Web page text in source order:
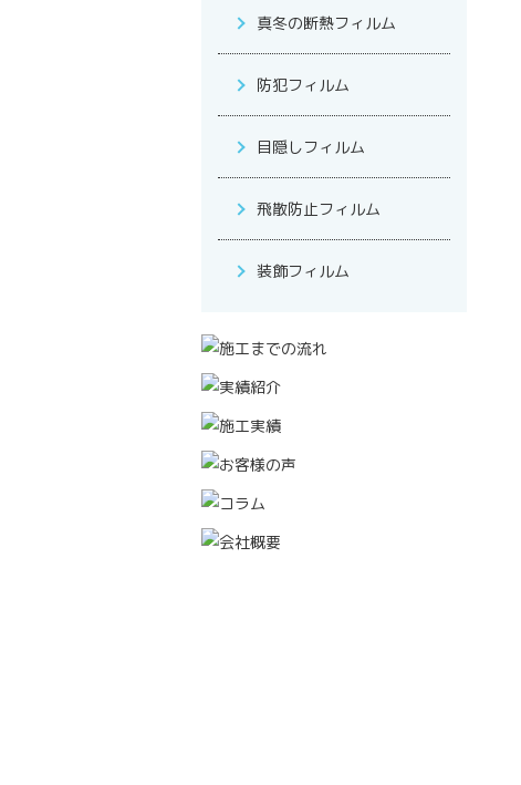
真冬の断熱フィルム
防犯フィルム
目隠しフィルム
飛散防止フィルム
装飾フィルム